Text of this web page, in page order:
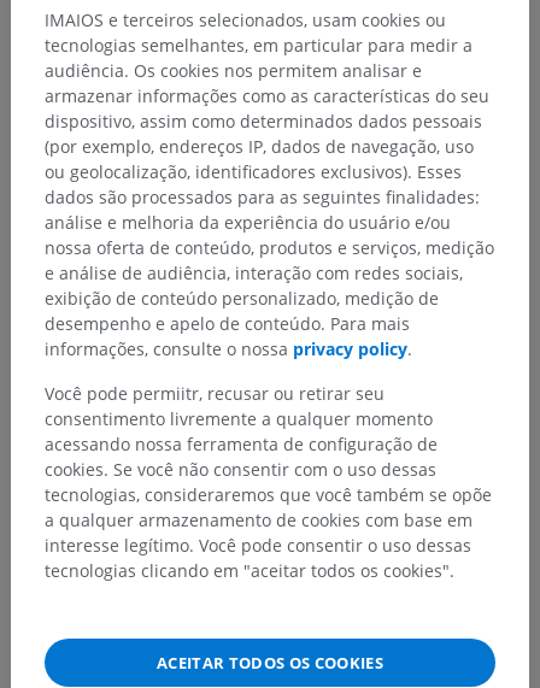
Anatomia humana 2
Anatomia geral> Linhas de referência
Estruturas subjacentes:
Linha mediana anterior
Linha esternal
linha paraesternal
Linha medioclavicular
Linha mamilar
Linha axilar anterior
Linha axilar média
Linha axilar posterior
Ver mais
Traduções
Encontrou um erro?
IMAIOS e terceiros selecionados, usam cookies ou
tecnologias semelhantes, em particular para medir a
audiência. Os cookies nos permitem analisar e
armazenar informações como as características do seu
dispositivo, assim como determinados dados pessoais
(por exemplo, endereços IP, dados de navegação, uso
ou geolocalização, identificadores exclusivos). Esses
dados são processados para as seguintes finalidades:
análise e melhoria da experiência do usuário e/ou
nossa oferta de conteúdo, produtos e serviços, medição
e análise de audiência, interação com redes sociais,
exibição de conteúdo personalizado, medição de
desempenho e apelo de conteúdo. Para mais
informações, consulte o nossa privacy policy.
Você pode permiitr, recusar ou retirar seu
consentimento livremente a qualquer momento
acessando nossa ferramenta de configuração de
cookies. Se você não consentir com o uso dessas
tecnologias, consideraremos que você também se opõe
a qualquer armazenamento de cookies com base em
interesse legítimo. Você pode consentir o uso dessas
tecnologias clicando em "aceitar todos os cookies".
ACEITAR TODOS OS COOKIES